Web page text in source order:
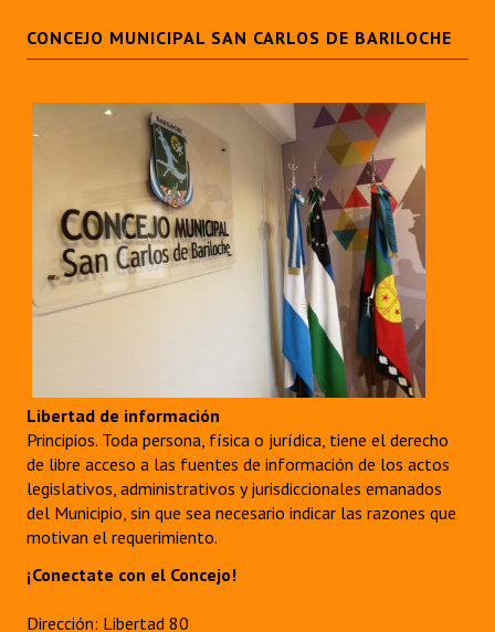
CONCEJO MUNICIPAL SAN CARLOS DE BARILOCHE
Libertad de información
Principios. Toda persona, física o jurídica, tiene el derecho
de libre acceso a las fuentes de información de los actos
legislativos, administrativos y jurisdiccionales emanados
del Municipio, sin que sea necesario indicar las razones que
motivan el requerimiento.
¡Conectate con el Concejo!
Dirección: Libertad 80